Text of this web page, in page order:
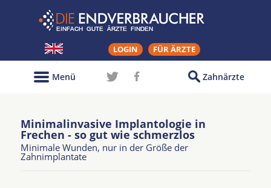
LOGIN FÜR ÄRZTE
Zahnärzte
Menü
Minimalinvasive Implantologie in
Frechen - so gut wie schmerzlos
Minimale Wunden, nur in der Größe der
Zahnimplantate